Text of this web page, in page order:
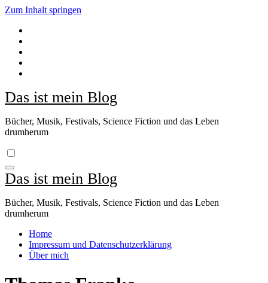
Zum Inhalt springen
Das ist mein Blog
Bücher, Musik, Festivals, Science Fiction und das Leben
drumherum
Das ist mein Blog
Bücher, Musik, Festivals, Science Fiction und das Leben
drumherum
Home
Impressum und Datenschutzerklärung
Über mich